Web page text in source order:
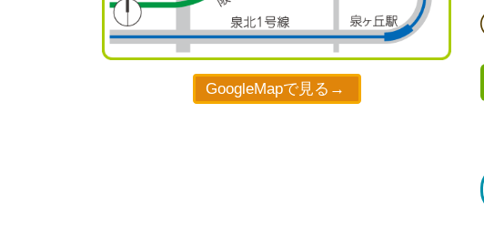
GoogleMapで見る→